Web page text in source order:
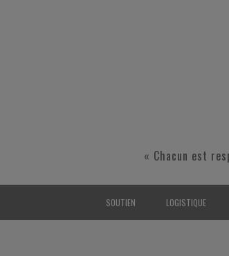
« Chacun est
SOUTIEN LOGISTIQUE